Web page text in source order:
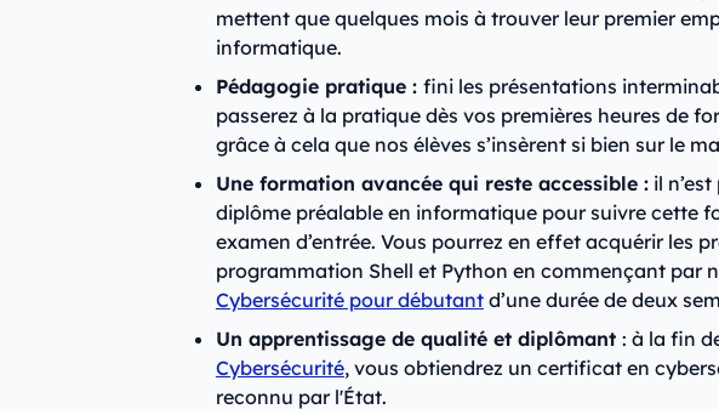
mettent que quelques mois à trouver leur premier
informatique.
Pédagogie pratique : fini les présentations
passerez à la pratique dès vos premières heures de
grâce à cela que nos élèves s’insèrent si bien sur le
Une formation avancée qui reste accessible :il n’est
diplôme préalable en informatique pour suivre cette
examen d’entrée. Vous pourrez en effet acquérir les
programmation Shell et Python en commençant par
Cybersécurité pour débutantd’une durée de deux
Un apprentissage de qualité et diplômant : à la fin
Cybersécurité, vous obtiendrez un certificat en
reconnu par l'État.